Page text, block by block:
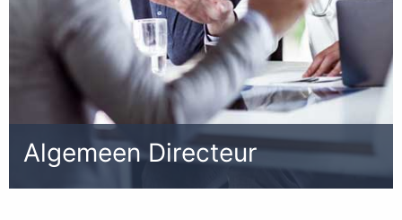
Algemeen Directeur